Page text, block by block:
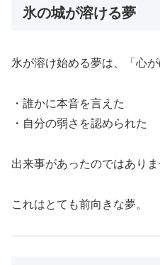
氷の城が溶ける夢
氷が溶け始める夢は、「心
・誰かに本音を言えた
・自分の弱さを認められた
出来事があったのではありま
これはとても前向きな夢。